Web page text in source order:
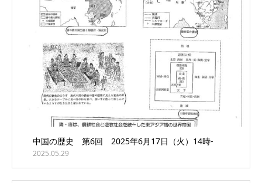
中国の歴史 第6回 2025年6月17日（火）14時-
2025.05.29